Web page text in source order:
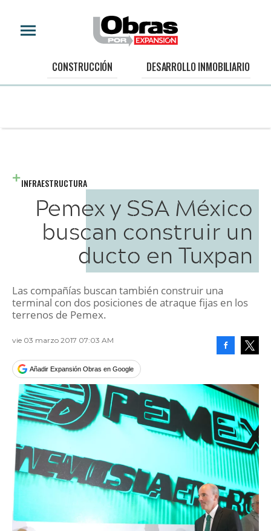
CONSTRUCCIÓN DESARROLLO INMOBILIARIO
INFRAESTRUCTURA
Pemex y SSA México
buscan construir un
ducto en Tuxpan
Las compañías buscan también construir una
terminal con dos posiciones de atraque fijas en los
terrenos de Pemex.
vie 03 marzo 2017 07:03 AM
Añadir Expansión Obras en Google